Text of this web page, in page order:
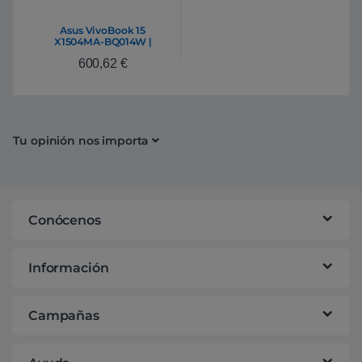
Asus VivoBook 15
X1504MA-BQ014W |
8GB DDR5 512GB NVMe
600,62 €
Tu opinión nos importa
Conócenos
Información
Campañas